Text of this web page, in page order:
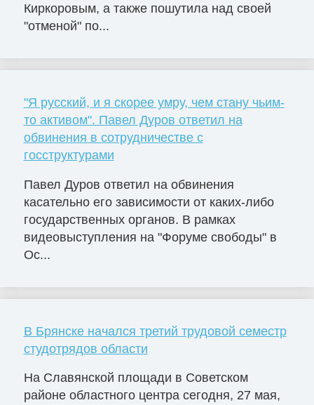
Киркоровым, а также пошутила над своей
"отменой" по...
"Я русский, и я скорее умру, чем стану чьим-
то активом". Павел Дуров ответил на
обвинения в сотрудничестве с
госструктурами
Павел Дуров ответил на обвинения
касательно его зависимости от каких-либо
государственных органов. В рамках
видеовыступления на "Форуме свободы" в
Ос...
В Брянске начался третий трудовой семестр
студотрядов области
На Славянской площади в Советском
районе областного центра сегодня, 27 мая,